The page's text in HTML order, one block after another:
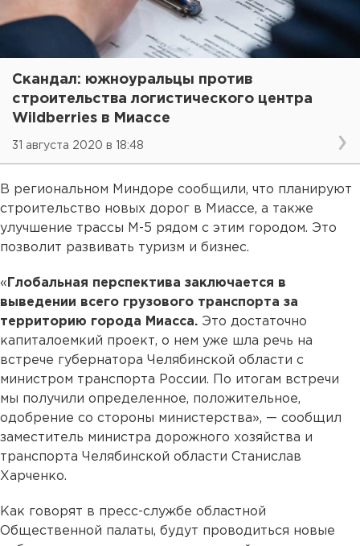
Скандал: южноуральцы против
строительства логистического центра
Wildberries в Миассе
31 августа 2020 в 18:48
В региональном Миндоре сообщили, что планируют
строительство новых дорог в Миассе, а также
улучшение трассы М-5 рядом с этим городом. Это
позволит развивать туризм и бизнес.
« Глобальная перспектива заключается в
выведении всего грузового транспорта за
территорию города Миасса. Это достаточно
капиталоемкий проект, о нем уже шла речь на
встрече губернатора Челябинской области с
министром транспорта России. По итогам встречи
мы получили определенное, положительное,
одобрение со стороны министерства», — сообщил
заместитель министра дорожного хозяйства и
транспорта Челябинской области Станислав
Харченко.
Как говорят в пресс-службе областной
Общественной палаты, будут проводиться новые